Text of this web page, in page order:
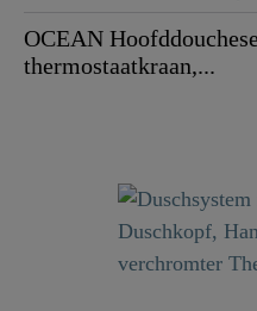
OCEAN
thermostaatkraan,...